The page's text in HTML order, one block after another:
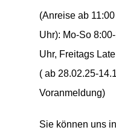
(Anreise ab
Uhr): Mo-So
Uhr, Freitags
( ab 28.02.25-
Voranmeldung)
Sie können uns